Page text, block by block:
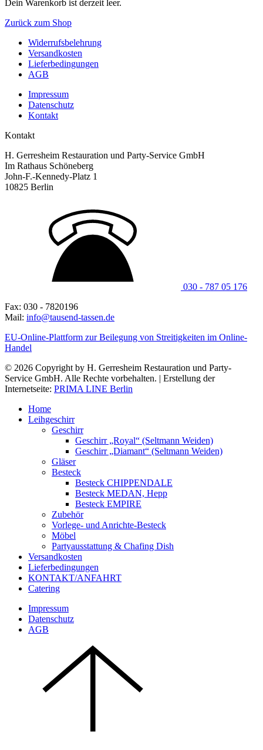
Dein Warenkorb ist derzeit leer.
Zurück zum Shop
Widerrufsbelehrung
Versandkosten
Lieferbedingungen
AGB
Impressum
Datenschutz
Kontakt
Kontakt
H. Gerresheim Restauration und Party-Service GmbH
Im Rathaus Schöneberg
John-F.-Kennedy-Platz 1
10825 Berlin
030 - 787 05 176
Fax: 030 - 7820196
Mail: info@tausend-tassen.de
EU-Online-Plattform zur Beilegung von Streitigkeiten im Online-
Handel
© 2026 Copyright by H. Gerresheim Restauration und Party-
Service GmbH. Alle Rechte vorbehalten. | Erstellung der
Internetseite: PRIMA LINE Berlin
Home
Leihgeschirr
Geschirr
Geschirr „Royal“ (Seltmann Weiden)
Geschirr „Diamant“ (Seltmann Weiden)
Gläser
Besteck
Besteck CHIPPENDALE
Besteck MEDAN, Hepp
Besteck EMPIRE
Zubehör
Vorlege- und Anrichte-Besteck
Möbel
Partyausstattung & Chafing Dish
Versandkosten
Lieferbedingungen
KONTAKT/ANFAHRT
Catering
Impressum
Datenschutz
AGB